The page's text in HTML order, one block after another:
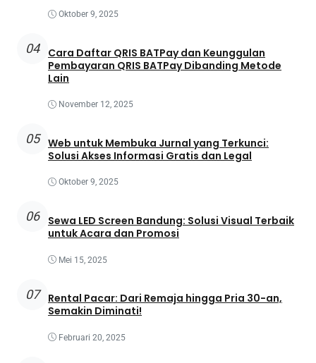
Oktober 9, 2025
04
Cara Daftar QRIS BATPay dan Keunggulan
Pembayaran QRIS BATPay Dibanding Metode
Lain
November 12, 2025
05 Web untuk Membuka Jurnal yang Terkunci:
Solusi Akses Informasi Gratis dan Legal
Oktober 9, 2025
06
Sewa LED Screen Bandung: Solusi Visual Terbaik
untuk Acara dan Promosi
Mei 15, 2025
07
Rental Pacar: Dari Remaja hingga Pria 30-an,
Semakin Diminati!
Februari 20, 2025